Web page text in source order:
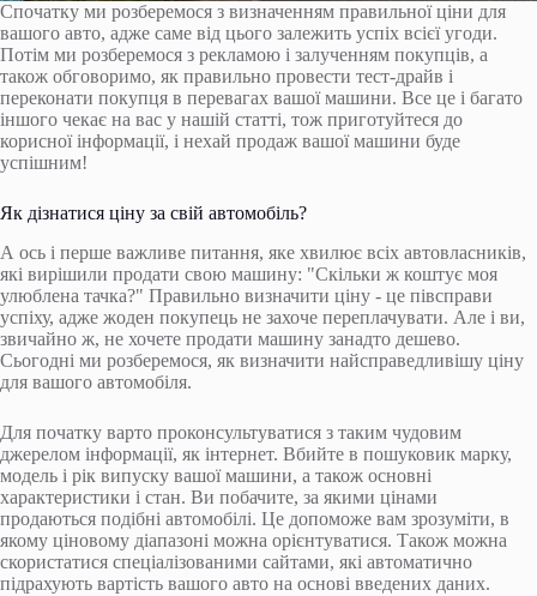
Спочатку ми розберемося з визначенням правильної ціни для
вашого авто, адже саме від цього залежить успіх всієї угоди.
Потім ми розберемося з рекламою і залученням покупців, а
також обговоримо, як правильно провести тест-драйв і
переконати покупця в перевагах вашої машини. Все це і багато
іншого чекає на вас у нашій статті, тож приготуйтеся до
корисної інформації, і нехай продаж вашої машини буде
успішним!
Як дізнатися ціну за свій автомобіль?
А ось і перше важливе питання, яке хвилює всіх автовласників,
які вирішили продати свою машину: "Скільки ж коштує моя
улюблена тачка?" Правильно визначити ціну - це півсправи
успіху, адже жоден покупець не захоче переплачувати. Але і ви,
звичайно ж, не хочете продати машину занадто дешево.
Сьогодні ми розберемося, як визначити найсправедливішу ціну
для вашого автомобіля.
Для початку варто проконсультуватися з таким чудовим
джерелом інформації, як інтернет. Вбийте в пошуковик марку,
модель і рік випуску вашої машини, а також основні
характеристики і стан. Ви побачите, за якими цінами
продаються подібні автомобілі. Це допоможе вам зрозуміти, в
якому ціновому діапазоні можна орієнтуватися. Також можна
скористатися спеціалізованими сайтами, які автоматично
підрахують вартість вашого авто на основі введених даних.